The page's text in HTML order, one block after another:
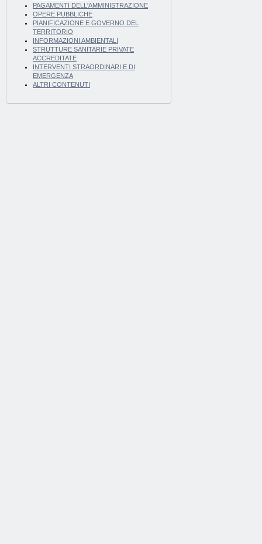
PAGAMENTI DELL'AMMINISTRAZIONE
OPERE PUBBLICHE
PIANIFICAZIONE E GOVERNO DEL
TERRITORIO
INFORMAZIONI AMBIENTALI
STRUTTURE SANITARIE PRIVATE
ACCREDITATE
INTERVENTI STRAORDINARI E DI
EMERGENZA
ALTRI CONTENUTI